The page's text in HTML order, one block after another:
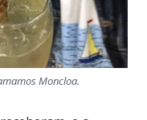
Moncloa.